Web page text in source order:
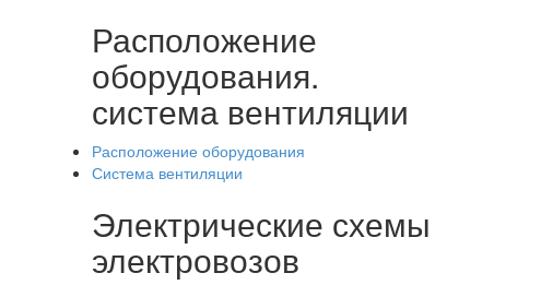
Расположение
оборудования.
система вентиляции
Расположение оборудования
Система вентиляции
Электрические схемы
электровозов